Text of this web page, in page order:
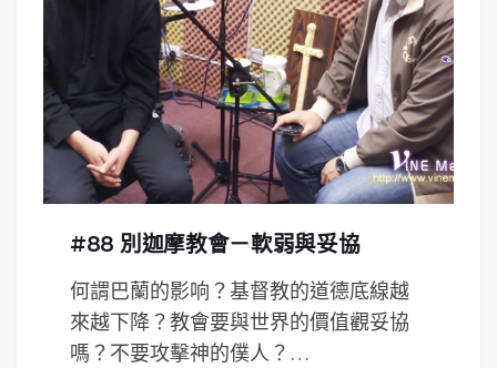
#88 別迦摩教會－軟弱與妥協
何謂巴蘭的影响？基督教的道德底線越
來越下降？教會要與世界的價值觀妥協
嗎？不要攻擊神的僕人？…